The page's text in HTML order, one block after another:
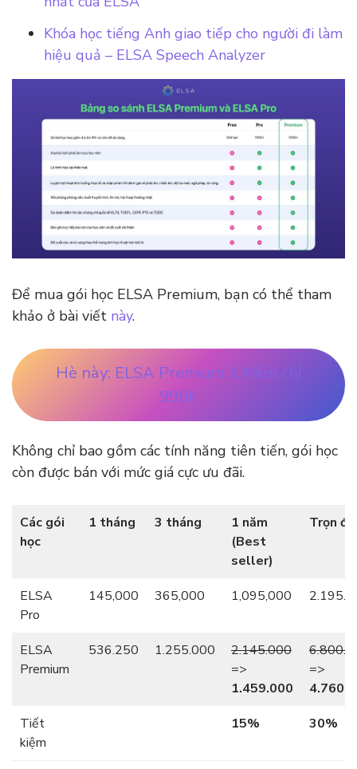
Khóa học tiếng Anh giao tiếp cho người đi làm
hiệu quả – ELSA Speech Analyzer
Để mua gói học ELSA Premium, bạn có thể tham
khảo ở bài viết này.
Hè này: ELSA Premium 1 Năm chỉ
999K
Không chỉ bao gồm các tính năng tiên tiến, gói học
còn được bán với mức giá cực ưu đãi.
Các gói
học
1 tháng 3 tháng
1 năm
(Best
seller)
Trọn
ELSA
Pro
145,000 365,000 1,095,000
ELSA
Premium
536.250 1.255.000
2.145.000
=>
1.459.000
=>
Tiết
kiệm
15% 30%